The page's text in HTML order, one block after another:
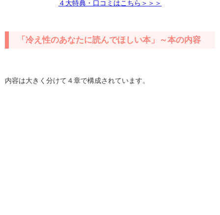
４大特典・口コミはこちら＞＞＞
「冷え性のあなたに読んでほしい本」～本の内容
内容は大きく分けて４章で構成されています。